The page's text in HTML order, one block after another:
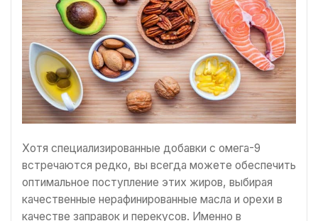
Хотя специализированные добавки с омега-9
встречаются редко, вы всегда можете обеспечить
оптимальное поступление этих жиров, выбирая
качественные нерафинированные масла и орехи в
качестве заправок и перекусов. Именно в